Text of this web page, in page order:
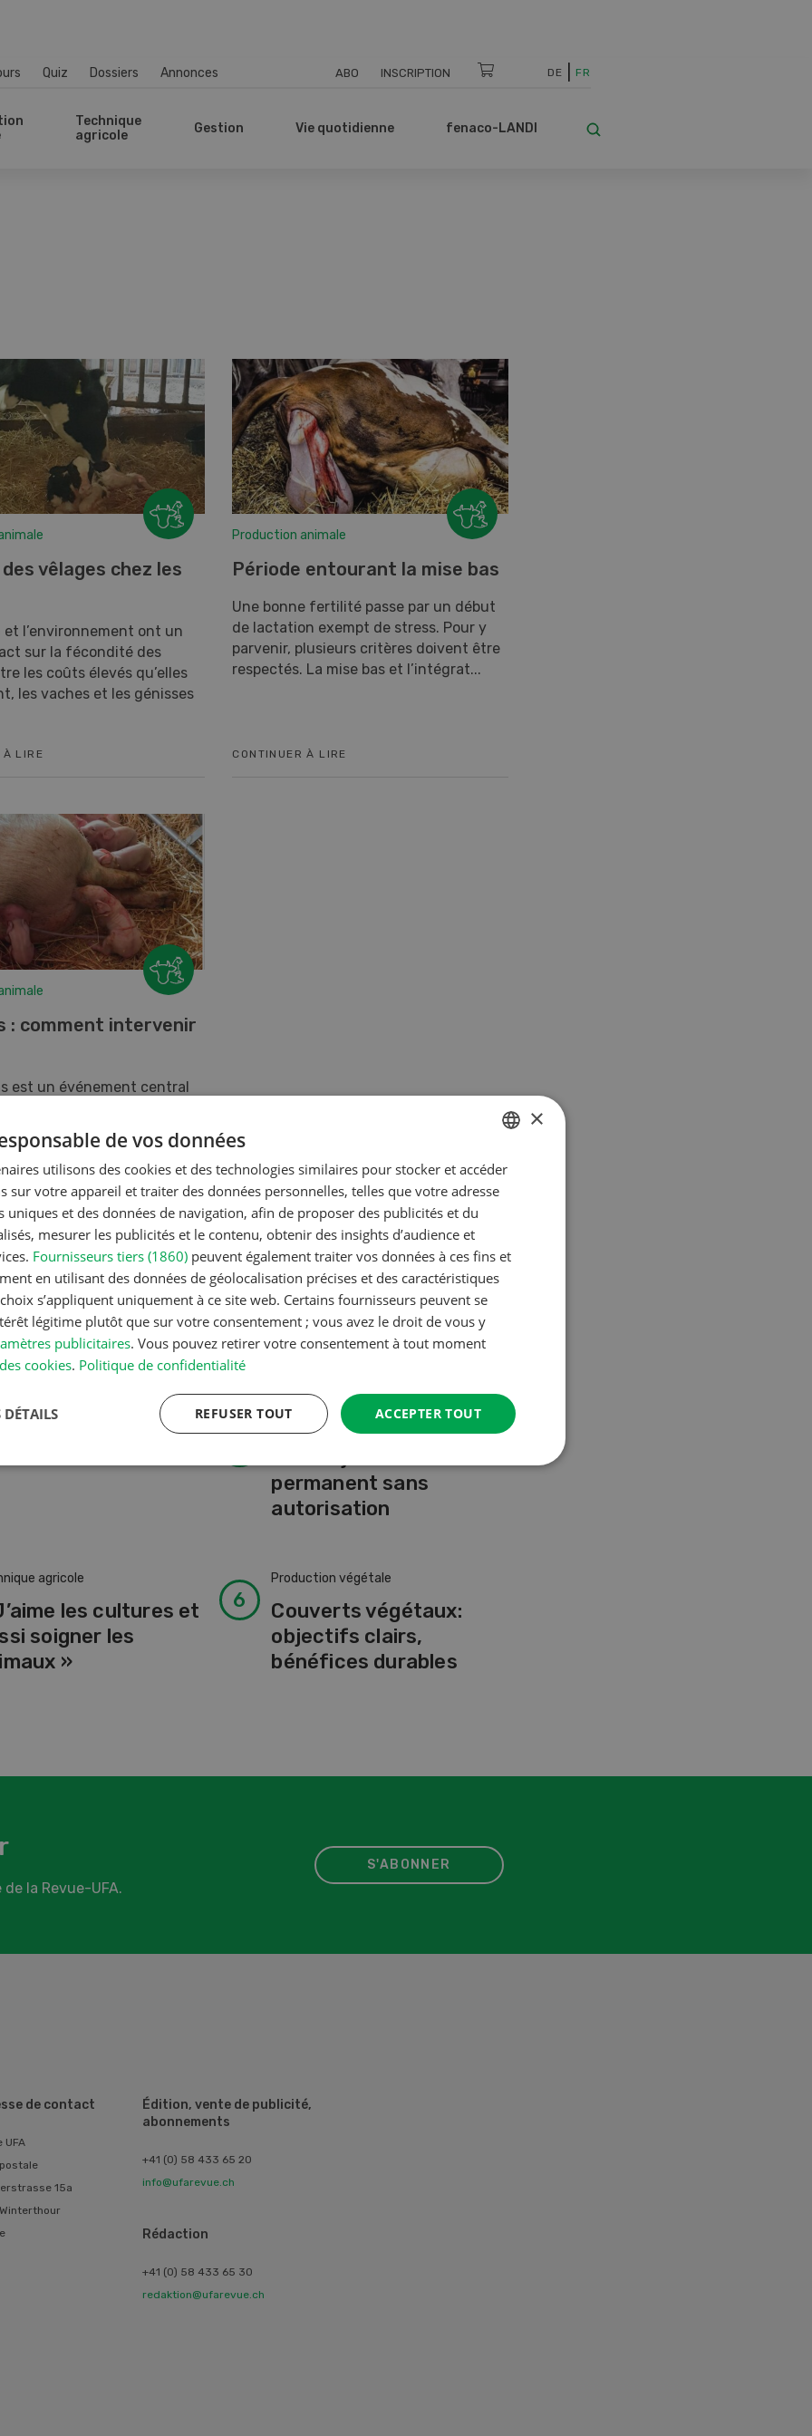
Quiz Dossiers Annonces ABO INSCRIPTION DE FR
Technique
agricole
Gestion Vie quotidienne fenaco-LANDI
vêlages chez les
et l’environnement ont un
sur la fécondité des
les coûts élevés qu’elles
les vaches et les génisses
À LIRE
Production animale
Période entourant la mise bas
Une bonne fertilité passe par un début
de lactation exempt de stress. Pour y
parvenir, plusieurs critères doivent être
respectés. La mise bas et l’intégrat...
CONTINUER À LIRE
: comment intervenir
est un événement central
se déroule bien. A...
À LIRE
permanent sans
autorisation
agricole
les cultures et
soigner les
»
Production végétale
Couverts végétaux:
objectifs clairs,
bénéfices durables
la Revue-UFA.
S'ABONNER
de contact
UFA
15a
Édition, vente de publicité,
abonnements
+41 (0) 58 433 65 20
info@ufarevue.ch
Rédaction
+41 (0) 58 433 65 30
redaktion@ufarevue.ch
GERMAN
FRENCH
×
de vos données
utilisons des cookies et des technologies similaires pour stocker et accéder
sur votre appareil et traiter des données personnelles, telles que votre adresse
uniques et des données de navigation, afin de proposer des publicités et du
mesurer les publicités et le contenu, obtenir des insights d’audience et
Fournisseurs tiers (1860) peuvent également traiter vos données à ces fins et
en utilisant des données de géolocalisation précises et des caractéristiques
s’appliquent uniquement à ce site web. Certains fournisseurs peuvent se
légitime plutôt que sur votre consentement ; vous avez le droit de vous y
publicitaires. Vous pouvez retirer votre consentement à tout moment
cookies. Politique de confidentialité
ACCEPTER TOUT
REFUSER TOUT
DÉTAILS